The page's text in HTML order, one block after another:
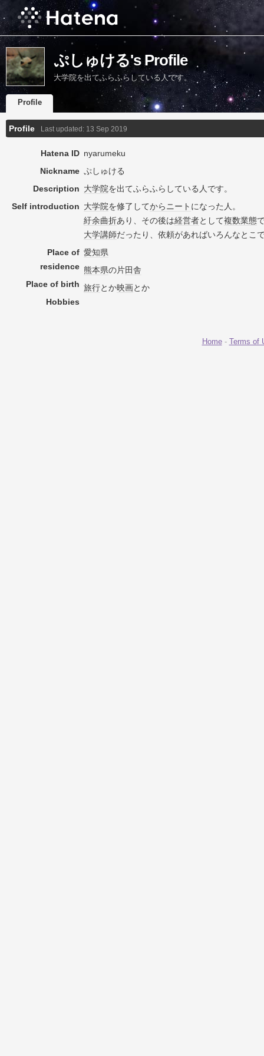
ぷしゅける's Profile
大学院を出てふらふらしている人です。
Profile
Profile Last updated: 13 Sep 2019
Hatena ID nyarumeku
Nickname ぷしゅける
Description 大学院を出てふらふらしている人です。
Self introduction 大学院を修了してからニート になった人。
紆余曲折あり、その後は経営者として複数業態
大学講師だったり、依頼があればいろんなとこ
Place of
residence
愛知県
Place of birth
熊本県の片田舎
Hobbies
旅行とか映画とか
Home- Terms of